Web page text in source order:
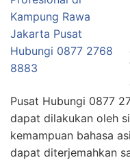
Pusat Hubungi 0877
dapat dilakukan oleh
kemampuan bahasa
dapat diterjemahkan